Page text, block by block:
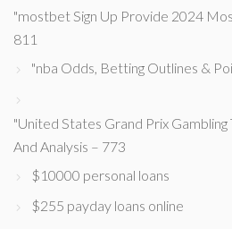
"mostbet Sign Up Provide 2024
811
"nba Odds, Betting Outlines &
"United States Grand Prix
And Analysis – 773
$10000 personal loans
$255 payday loans online